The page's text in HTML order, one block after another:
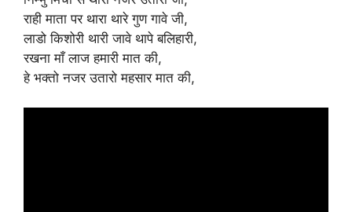
राही माता पर थारा थारे गुण गावे जी,
लाडो किशोरी थारी जावे थापे बलिहारी,
रखना माँ लाज हमारी मात की,
हे भक्तो नजर उतारो महसार मात की,